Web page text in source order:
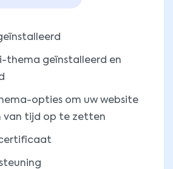
thema geïnstalleerd en
opties om uw website
van tijd op te zetten
certificaat